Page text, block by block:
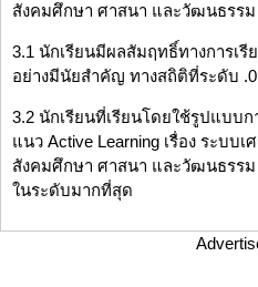
สังคมศึกษา ศาสนา และวัฒนธรร
3.1 นักเรียนมีผลสัมฤทธิ์ทางการเรี
อย่างมีนัยสำคัญ ทางสถิติที่ระดับ
3.2 นักเรียนที่เรียนโดยใช้รูปแบบ
แนว Active Learning เรื่อง ระบบ
สังคมศึกษา ศาสนา และวัฒนธรร
ในระดับมากที่สุด